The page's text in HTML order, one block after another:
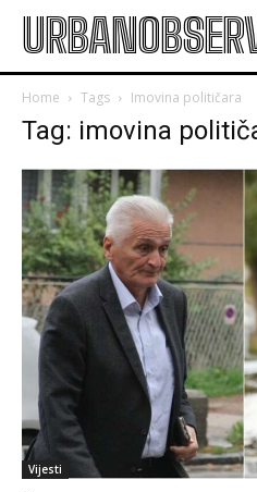
Home Tags Imovina političara
Tag: imovina
Vijesti